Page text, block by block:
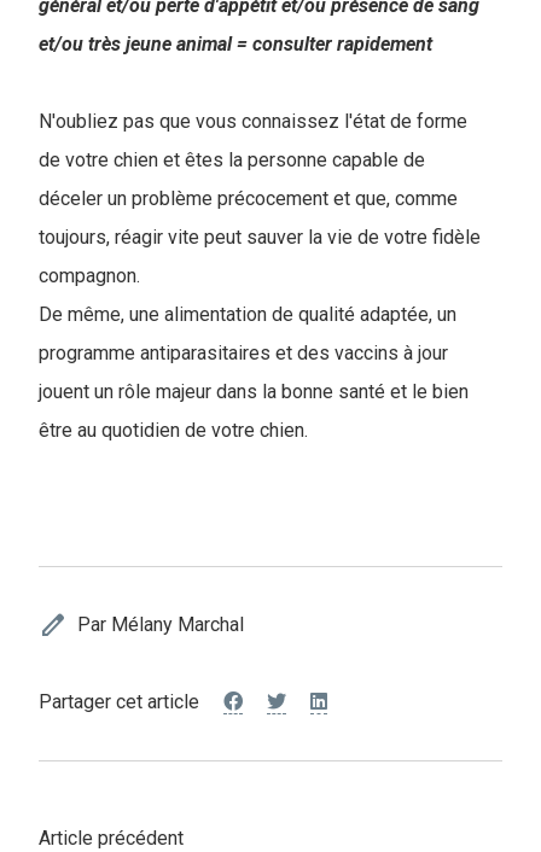
général et/ou perte d'appétit et/ou présence de sang
et/ou très jeune animal = consulter rapidement
N'oubliez pas que vous connaissez l'état de forme
de votre chien et êtes la personne capable de
déceler un problème précocement et que, comme
toujours, réagir vite peut sauver la vie de votre fidèle
compagnon.
De même, une alimentation de qualité adaptée, un
programme antiparasitaires et des vaccins à jour
jouent un rôle majeur dans la bonne santé et le bien
être au quotidien de votre chien.
edit Par Mélany Marchal
Partager cet article
Article précédent